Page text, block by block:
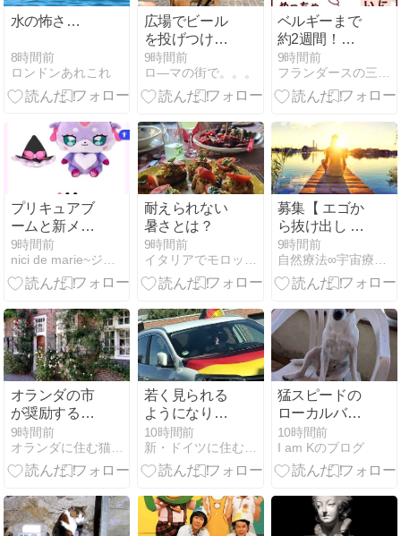
水の怖さ…
8時間前
ロンドンあれこれ
広場でビール
を投げつけて
きた男
9時間前
ロ―マの街で。。。
ベルギーまで
約2週間！そ
ろそろ爆発し
そうなオカン
の話
9時間前
フランダースの三姉妹〜さとえみ日記〜
プリキュアブ
ームと新メン
バー
9時間前
nici de marie~ジュネーブ２人暮らし主婦生活~
耐えられない
暑さとは？
9時間前
イタリアでモロッコごはん
募集【 エゴか
ら抜け出し ハ
イヤーセルフ
とつながる 】
9/20(日)開催
9時間前
自然療法∞宇宙療法 Megumi Piel ドイツ
オランダの市
が奨励する
「街の緑化推
進」☆花壇作
ってみた
9時間前
オランダに住む猫シャルルの日記
若く見られる
ようになりた
いから、ドイ
ツ語をしゃべ
ろう!?
10時間前
猛スピードの
ローカルバス
の殺意
10時間前
I am Kのブログ